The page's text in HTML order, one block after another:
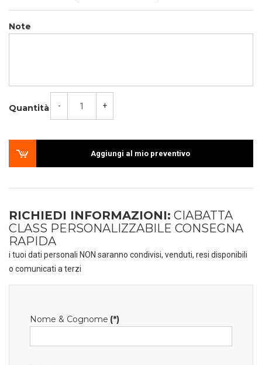
Note
Quantità - +
Aggiungi al mio preventivo
RICHIEDI INFORMAZIONI: CIABATTA
CLASS PERSONALIZZABILE CONSEGNA
RAPIDA
i tuoi dati personali NON saranno condivisi, venduti, resi disponibili
o comunicati a terzi
Nome & Cognome (*)